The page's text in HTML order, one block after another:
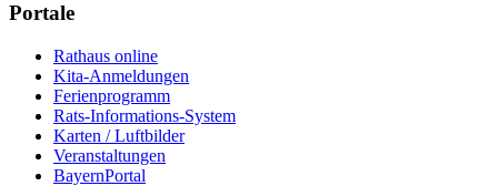
Portale
Rathaus online
Kita-Anmeldungen
Ferienprogramm
Rats-Informations-System
Karten / Luftbilder
Veranstaltungen
BayernPortal